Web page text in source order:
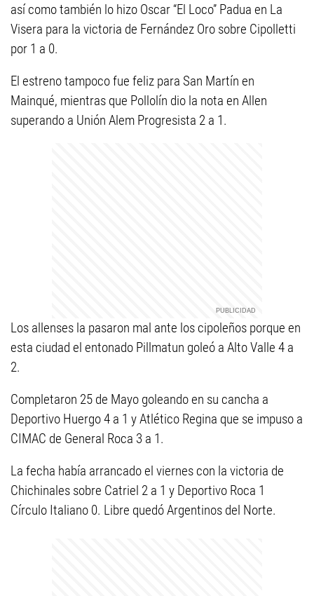
así como también lo hizo Oscar “El Loco” Padua en La
Visera para la victoria de Fernández Oro sobre Cipolletti
por 1 a 0.
El estreno tampoco fue feliz para San Martín en
Mainqué, mientras que Pollolín dio la nota en Allen
superando a Unión Alem Progresista 2 a 1.
Los allenses la pasaron mal ante los cipoleños porque en
esta ciudad el entonado Pillmatun goleó a Alto Valle 4 a
2.
Completaron 25 de Mayo goleando en su cancha a
Deportivo Huergo 4 a 1 y Atlético Regina que se impuso a
CIMAC de General Roca 3 a 1.
La fecha había arrancado el viernes con la victoria de
Chichinales sobre Catriel 2 a 1 y Deportivo Roca 1
Círculo Italiano 0. Libre quedó Argentinos del Norte.